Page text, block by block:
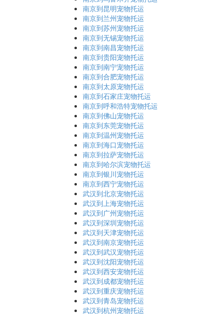
南京到昆明宠物托运
南京到兰州宠物托运
南京到苏州宠物托运
南京到无锡宠物托运
南京到南昌宠物托运
南京到贵阳宠物托运
南京到南宁宠物托运
南京到合肥宠物托运
南京到太原宠物托运
南京到石家庄宠物托运
南京到呼和浩特宠物托运
南京到佛山宠物托运
南京到东莞宠物托运
南京到温州宠物托运
南京到海口宠物托运
南京到拉萨宠物托运
南京到哈尔滨宠物托运
南京到银川宠物托运
南京到西宁宠物托运
武汉到北京宠物托运
武汉到上海宠物托运
武汉到广州宠物托运
武汉到深圳宠物托运
武汉到天津宠物托运
武汉到南京宠物托运
武汉到武汉宠物托运
武汉到沈阳宠物托运
武汉到西安宠物托运
武汉到成都宠物托运
武汉到重庆宠物托运
武汉到青岛宠物托运
武汉到杭州宠物托运